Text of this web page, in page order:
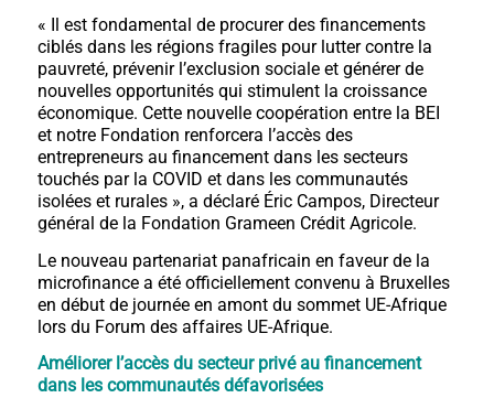
« Il est fondamental de procurer des financements
ciblés dans les régions fragiles pour lutter contre la
pauvreté, prévenir l’exclusion sociale et générer de
nouvelles opportunités qui stimulent la croissance
économique. Cette nouvelle coopération entre la BEI
et notre Fondation renforcera l’accès des
entrepreneurs au financement dans les secteurs
touchés par la COVID et dans les communautés
isolées et rurales », a déclaré Éric Campos, Directeur
général de la Fondation Grameen Crédit Agricole.
Le nouveau partenariat panafricain en faveur de la
microfinance a été officiellement convenu à Bruxelles
en début de journée en amont du sommet UE-Afrique
lors du Forum des affaires UE-Afrique.
Améliorer l’accès du secteur privé au financement
dans les communautés défavorisées